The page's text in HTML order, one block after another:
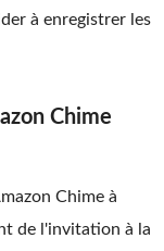
à enregistrer les
Chime
Chime à
de l'invitation à la